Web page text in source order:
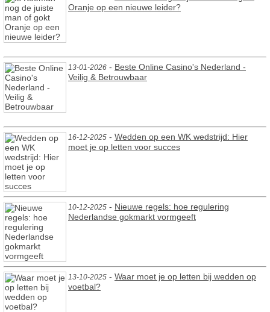
Oranje op een nieuwe leider?
13-01-2026 - Beste Online Casino's Nederland -
Veilig & Betrouwbaar
16-12-2025 - Wedden op een WK wedstrijd: Hier
moet je op letten voor succes
10-12-2025 - Nieuwe regels: hoe regulering
Nederlandse gokmarkt vormgeeft
13-10-2025 - Waar moet je op letten bij wedden op
voetbal?